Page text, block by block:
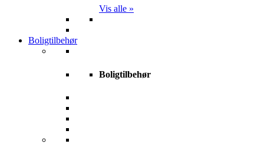
Vis alle »
Boligtilbehør
Boligtilbehør